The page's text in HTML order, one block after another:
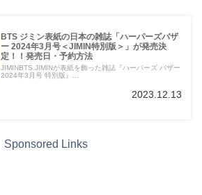
BTS ジミン表紙の日本の雑誌「ハーパーズバザ
ー 2024年3月号＜JIMIN特別版＞」が発売決
定！！発売日・予約方法
JIMINBTS JIMINが表紙を飾った雑誌『ハーパーズ バザー
2024年3月号 特別版』...
2023.12.13
Sponsored Links